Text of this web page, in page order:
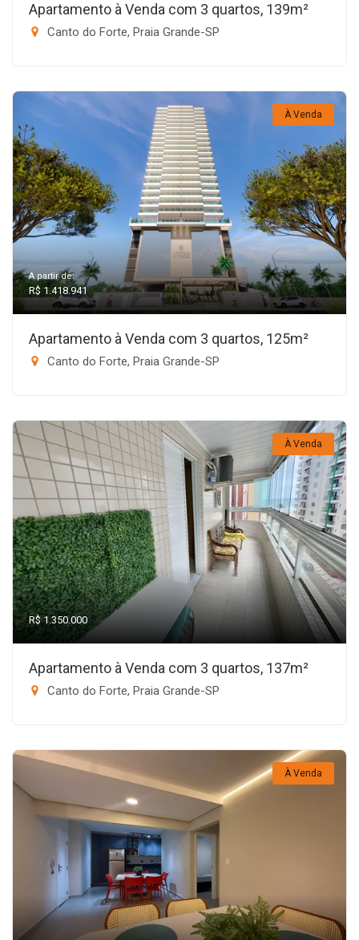
Apartamento à Venda com 3 quartos, 139m²
Canto do Forte, Praia Grande-SP
À Venda
A partir de:
R$ 1.418.941
Apartamento à Venda com 3 quartos, 125m²
Canto do Forte, Praia Grande-SP
À Venda
R$ 1.350.000
Apartamento à Venda com 3 quartos, 137m²
Canto do Forte, Praia Grande-SP
À Venda